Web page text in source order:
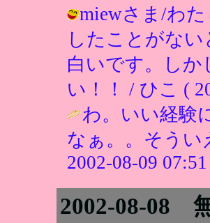
miewさま/わ
したことがな
白いです。し
い！！ / ひこ (
わ。いい経験
なぁ。。そう
2002-08-09
2002-08-08